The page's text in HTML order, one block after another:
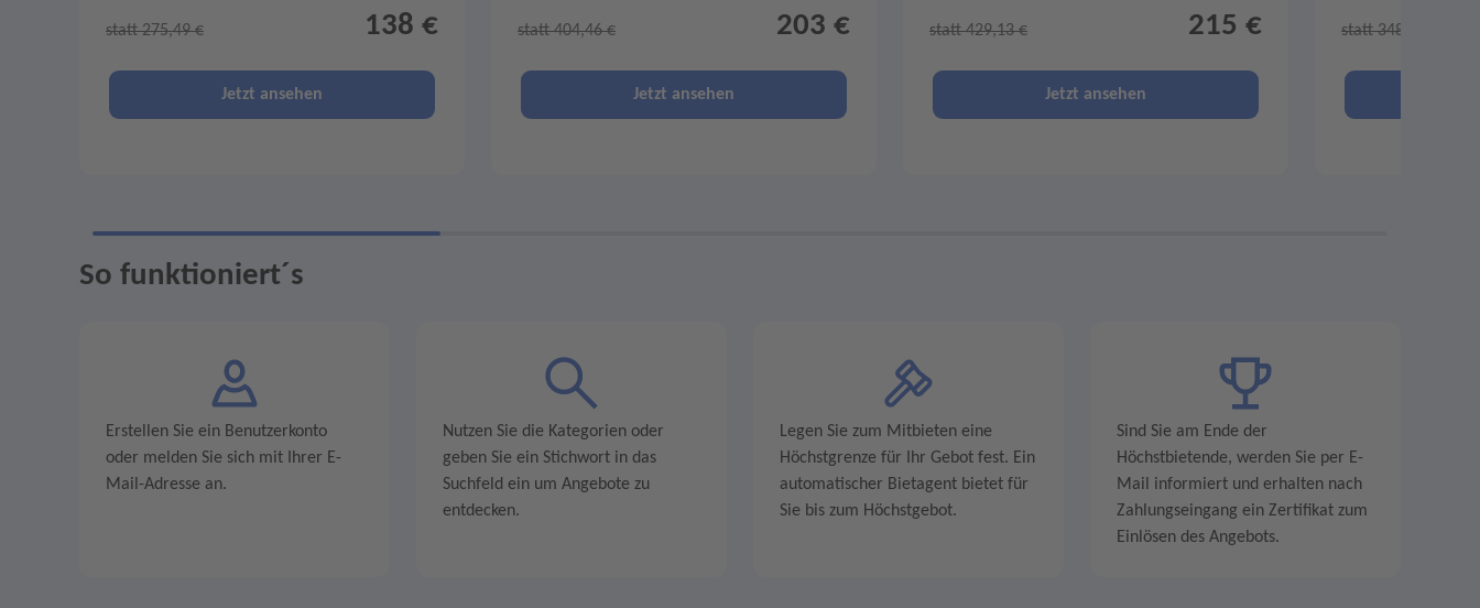
statt 275,49 € 138 €
Jetzt ansehen
statt 404,46 € 203 €
Jetzt ansehen
statt 429,13 € 215 €
Jetzt ansehen
statt 348,15 €
So funktioniert´s
Erstellen Sie ein Benutzerkonto
oder melden Sie sich mit Ihrer E-
Mail-Adresse an.
Nutzen Sie die Kategorien oder
geben Sie ein Stichwort in das
Suchfeld ein um Angebote zu
entdecken.
Legen Sie zum Mitbieten eine
Höchstgrenze für Ihr Gebot fest. Ein
automatischer Bietagent bietet für
Sie bis zum Höchstgebot.
Sind Sie am Ende der
Höchstbietende, werden Sie per E-
Mail informiert und erhalten nach
Zahlungseingang ein Zertifikat zum
Einlösen des Angebots.